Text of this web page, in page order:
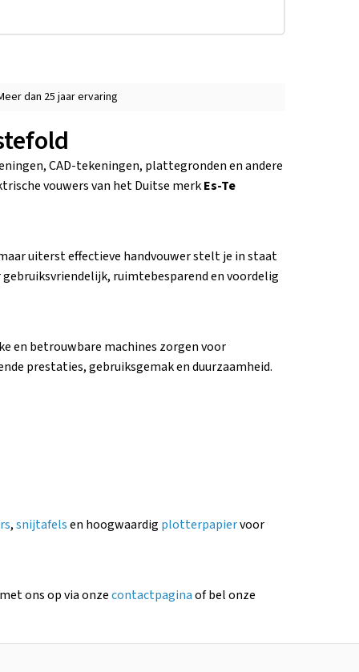
dan 25 jaar ervaring
CAD-tekeningen, plattegronden en andere
vouwers van het Duitse merkEs-Te
uiterst effectieve handvouwer stelt je in staat
ruimtebesparend en voordelig
en betrouwbare machines zorgen voor
prestaties, gebruiksgemak en duurzaamheid.
,snijtafelsen hoogwaardig plotterpapiervoor
ons op via onzecontactpaginaof bel onze